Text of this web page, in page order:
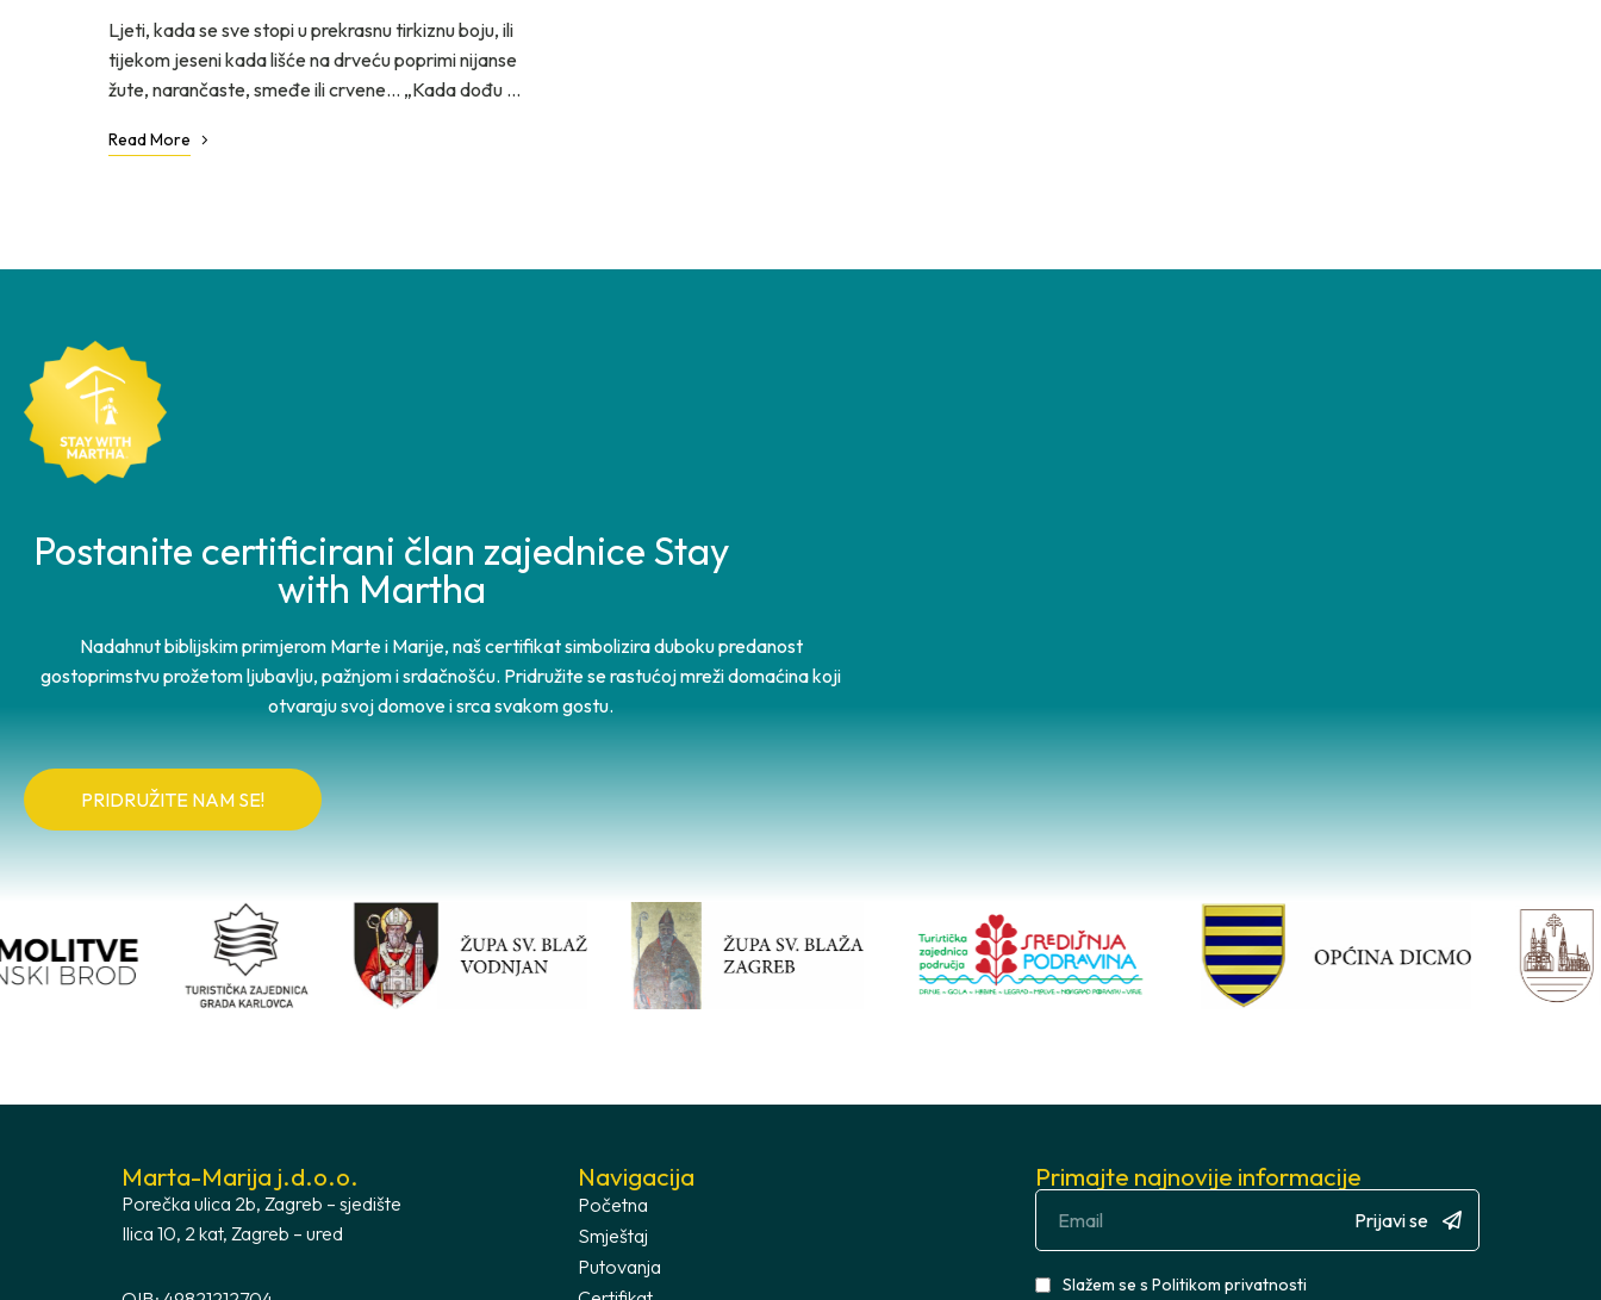
Ljeti, kada se sve stopi u prekrasnu tirkiznu boju, ili
tijekom jeseni kada lišće na drveću poprimi nijanse
žute, narančaste, smeđe ili crvene… „Kada dođu …
Read More
Postanite certificirani član zajednice Stay
with Martha
Nadahnut biblijskim primjerom Marte i Marije, naš certifikat simbolizira duboku predanost
gostoprimstvu prožetom ljubavlju, pažnjom i srdačnošću. Pridružite se rastućoj mreži domaćina koji
otvaraju svoj domove i srca svakom gostu.
PRIDRUŽITE NAM SE!
Marta-Marija j.d.o.o.
Porečka ulica 2b, Zagreb – sjedište
Ilica 10, 2 kat, Zagreb – ured
Navigacija
Početna
Smještaj
Putovanja
Primajte najnovije informacije
Prijavi se
Slažem se s Politikom privatnosti